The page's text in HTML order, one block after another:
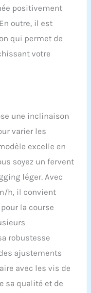
compact et
intégrées
le déplacement
au
Réglez
votre
cardiaque
de
des
de brûler plus
en moins de
de votre
5.[3.5HP
est équipé
puissant de
fluide et
Il supporte
150 kg. Ce
une
positivement
outre, il est
qui permet de
votre
une inclinaison
varier les
excelle en
soyez un fervent
léger. Avec
h, il convient
la course
robustesse
ajustements
avec les vis de
sa qualité et de